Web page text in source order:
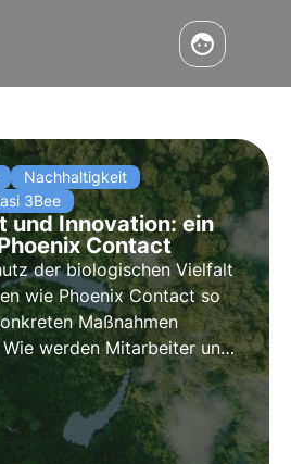
Nachhaltigkeit
3Bee
und Innovation: ein
Contact
der biologischen Vielfalt
wie Phoenix Contact so
Maßnahmen
werden Mitarbeiter und
Präsident Francesco
in diesem Interview.